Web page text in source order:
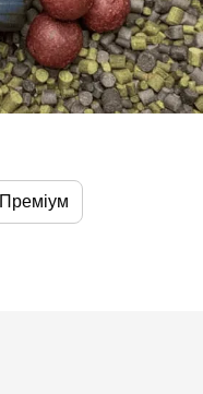
Преміум